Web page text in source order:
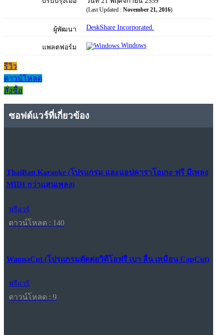
(Last Updated : November 21, 2016)
ผู้พัฒนา DeskShare Incorporated.
แพลตฟอร์ม Windows
รีวิว
ดาวน์โหลด
สั่งซื้อ
ซอฟต์แวร์ที่เกี่ยวข้อง
ThaiBan Karaoke (โปรแกรม และแอปคาราโอเกะ ฟรี มีเพลง
MIDI กว่าแสนเพลง)
ฟรีแวร์
ดาวน์โหลด : 140
WannaCut (โปรแกรมตัดต่อวิดีโอฟรี เบา ลื่น เหมือน CapCut)
ฟรีแวร์
ดาวน์โหลด : 9